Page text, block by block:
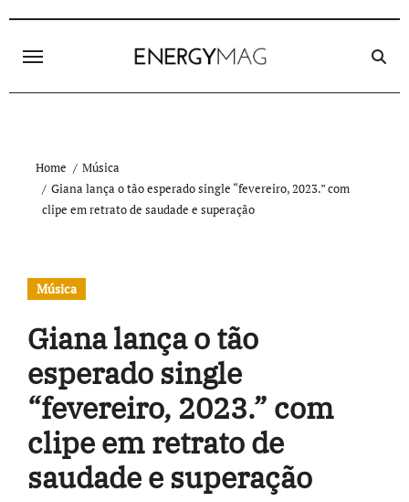
content
Home
Música
Giana lança o tão esperado single “fevereiro, 2023.” com
clipe em retrato de saudade e superação
Música
Giana lança o tão
esperado single
“fevereiro, 2023.” com
clipe em retrato de
saudade e superação